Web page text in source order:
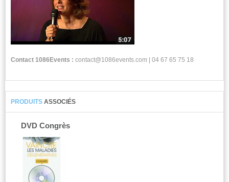
Contact 1086Events : contact@1086events.com | 04 67 65 75 18
PRODUITS ASSOCIÉS
DVD Congrès
2016